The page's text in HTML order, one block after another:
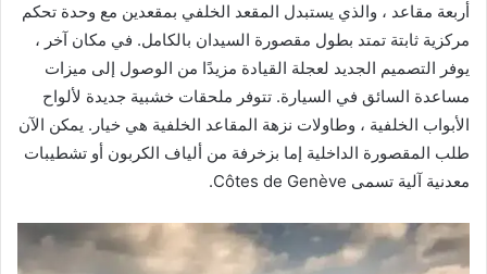
أربعة مقاعد ، والذي يستبدل المقعد الخلفي بمقعدين مع وحدة تحكم
مركزية ثابتة تمتد بطول مقصورة السيدان بالكامل. في مكان آخر ،
يوفر التصميم الجديد لعجلة القيادة مزيدًا من الوصول إلى ميزات
مساعدة السائق في السيارة. تتوفر ملحقات خشبية جديدة لألواح
الأبواب الخلفية ، وطاولات نزهة المقاعد الخلفية هي خيار. يمكن الآن
طلب المقصورة الداخلية إما بزخرفة من ألياف الكربون أو تشطيبات
معدنية آلية تسمى Côtes de Genève.